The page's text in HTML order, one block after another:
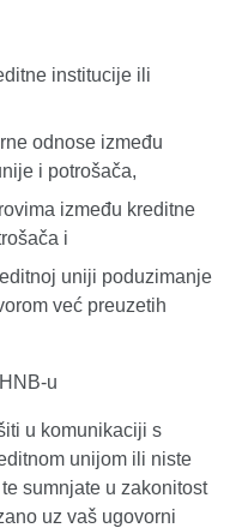
institucije ili
odnose između
i potrošača,
između kreditne
i
uniji poduzimanje
već preuzetih
u
u komunikaciji s
unijom ili niste
sumnjate u zakonitost
uz vaš ugovorni